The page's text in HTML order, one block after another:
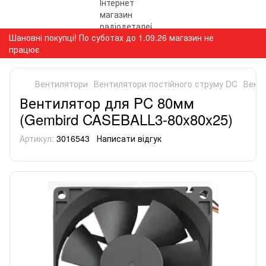
Шановні покупці! По суботах до 1.09.26 магазин не
працює
Вентилятори Вентилятори постійного струму DC
Вентилятор для PC 80мм
(Gembird CASEBALL3-80x80x25)
Артикул: 3016543 Написати відгук